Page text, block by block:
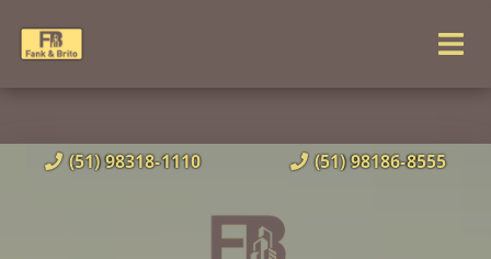
(51) 98318-1110 (51) 98186-8555